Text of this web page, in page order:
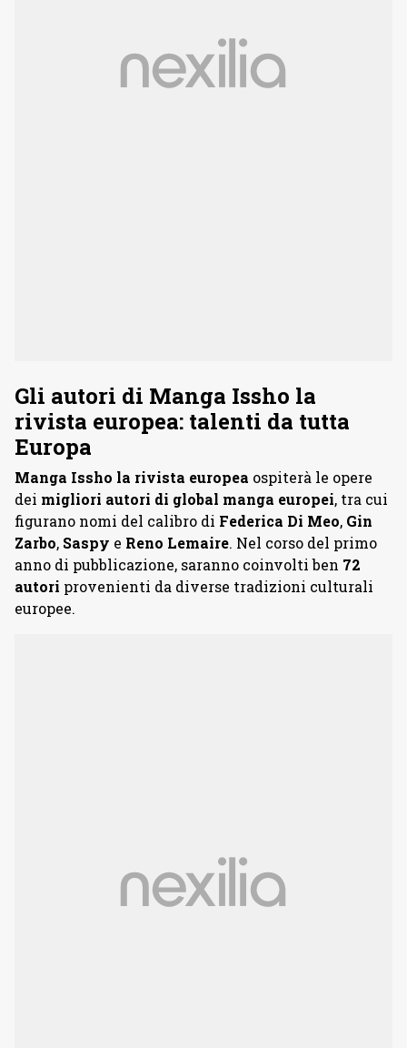
Gli autori di Manga Issho la
rivista europea: talenti da tutta
Europa
Manga Issho la rivista europea ospiterà le opere
dei migliori autori di global manga europei, tra cui
figurano nomi del calibro di Federica Di Meo, Gin
Zarbo, Saspy e Reno Lemaire. Nel corso del primo
anno di pubblicazione, saranno coinvolti ben 72
autori provenienti da diverse tradizioni culturali
europee.